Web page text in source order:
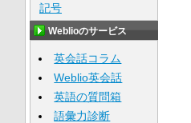
記号
Weblioのサービス
英会話コラム
Weblio英会話
英語の質問箱
語彙力診断